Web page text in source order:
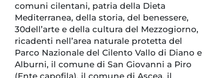
comuni cilentani, patria della Dieta
Mediterranea, della storia, del benessere,
30dell’arte e della cultura del Mezzogiorno,
ricadenti nell’area naturale protetta del
Parco Nazionale del Cilento Vallo di Diano e
Alburni, il comune di San Giovanni a Piro